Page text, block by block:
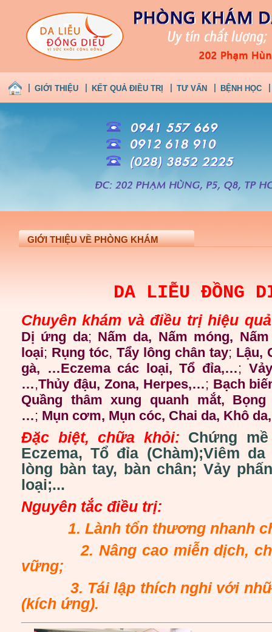
GIỚI THIỆU KẾT QUẢ ĐIỀU TRỊ TƯ VẤN BỆNH HỌC
GIỚI THIỆU VỀ PHÒNG KHÁM
DA LIỄU ĐỒNG
Chuyên khám và điều trị hiệu
Dị ứng da; Nấm da, Nấm móng,
loại; Rụng tóc, Tẩy lông chân tay; Lậu,
gà, …Eczema các loại, Tổ đỉa,…;
…,Thủy đậu, Zona, Herpes,…; Bạch
Quầng thâm xung quanh mắt,
…; Mụn cơm, Mụn cóc, Chai da, Khô
Đặc biệt, chữa khỏi: Chứng
Eczema, Tổ đỉa (Chàm);Viêm
lòng bàn tay, bàn chân; Vảy
loại;...
Nguyên tắc điều trị:
1. Lành tổn thương nhanh
2. Nâng cao miễn dịch,
vững;
3. Tái lập thích nghi với
(kích ứng).